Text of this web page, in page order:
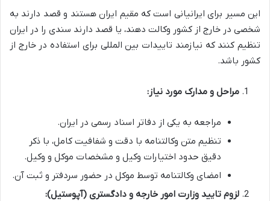
این مسیر برای ایرانیانی است که مقیم ایران هستند و قصد دارند به
شخصی در خارج از کشور وکالت دهند، یا قصد دارند سندی را در ایران
تنظیم کنند که نیازمند تاییدات بین المللی برای استفاده در خارج از
کشور باشد.
مراحل و مدارک مورد نیاز:
مراجعه به یکی از دفاتر اسناد رسمی در ایران.
تنظیم متن وکالتنامه با دقت و شفافیت کامل، با ذکر
دقیق حدود اختیارات وکیل و مشخصات موکل و وکیل.
امضای وکالتنامه توسط موکل در حضور سردفتر و ثبت آن.
لزوم تایید وزارت امور خارجه و دادگستری (آپوستیل):